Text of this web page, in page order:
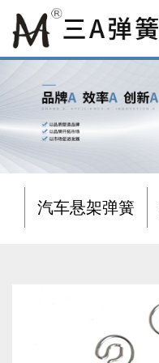
汽车悬架弹簧